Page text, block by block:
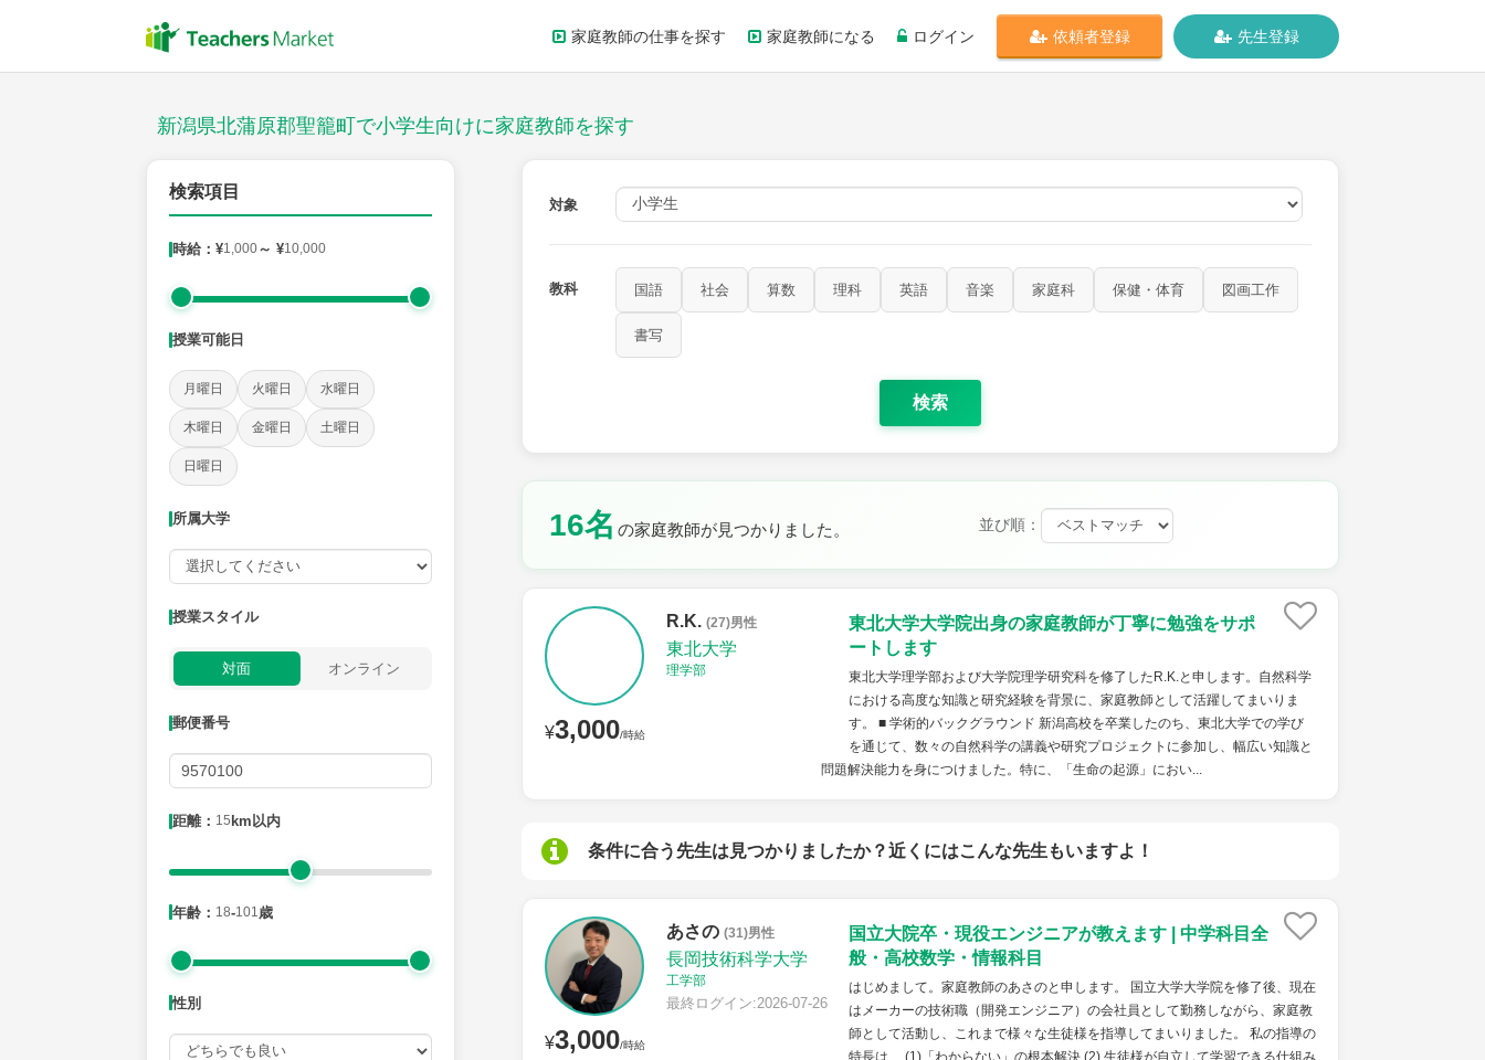
家庭教師の仕事を探す 家庭教師になる ログイン 依頼者登録 先生登録
新潟県北蒲原郡聖籠町で小学生向けに家庭教師を探す
検索項目
時給：¥1,000～ ¥10,000
授業可能日
月曜日 火曜日 水曜日
木曜日 金曜日 土曜日
日曜日
所属大学
授業スタイル
対面 オンライン
郵便番号
距離： 15 km以内
年齢： 18-101 歳
性別
対象
教科 国語 社会 算数 理科 英語 音楽 家庭科 保健・体育 図画工作
書写
検索
16名 の家庭教師が見つかりました。 並び順：
¥3,000/時給
R.K. (27)男性
東北大学
理学部
東北大学大学院出身の家庭教師が丁寧に勉強をサポ
ートします
東北大学理学部および大学院理学研究科を修了したR.K.と申します。自然科学
における高度な知識と研究経験を背景に、家庭教師として活躍してまいりま
す。 ■ 学術的バックグラウンド 新潟高校を卒業したのち、東北大学での学び
を通じて、数々の自然科学の講義や研究プロジェクトに参加し、幅広い知識と
問題解決能力を身につけました。特に、「生命の起源」におい...
条件に合う先生は見つかりましたか？近くにはこんな先生もいますよ！
¥3,000/時給
あさの (31)男性
長岡技術科学大学
工学部
最終ログイン:2026-07-26
国立大院卒・現役エンジニアが教えます | 中学科目全
般・高校数学・情報科目
はじめまして。家庭教師のあさのと申します。 国立大学大学院を修了後、現在
はメーカーの技術職（開発エンジニア）の会社員として勤務しながら、家庭教
師として活動し、これまで様々な生徒様を指導してまいりました。 私の指導の
特長は、 (1)「わからない」の根本解決 (2) 生徒様が自立して学習できる仕組み
授業スタイル
社会 算数 理科
時給：¥1,000 ～ ¥10,000
授業可能日
月曜日 火曜日 日曜日
距離：15km以内
年齢：18-101歳